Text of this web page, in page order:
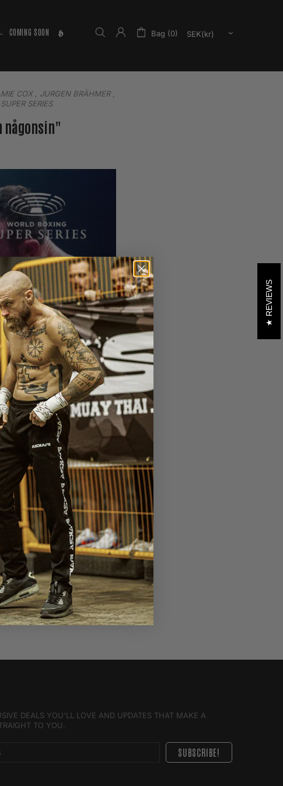
COMING SOON 𝕳 Bag (0)
COX, JURGEN BRÄHMER,
SERIES
någonsin"
i sin nya viktklass:
där han kommer att
matchning som helst.
som kan leda till WBC
Smith är de sex övriga
Jr och Avni Yildirim.
Reviews (0 comments)
DEALS YOU'LL LOVE AND UPDATES THAT MAKE A
TO YOU.
REVIEWS